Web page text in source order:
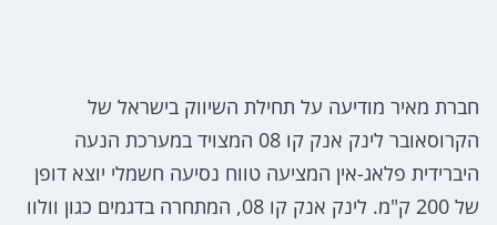
חברת מאיר מודיעה על תחילת השיווק בישראל של
הקרוסאובר לינק אנק קו 08 המצויד במערכת הנעה
היברידית פלאג-אין המציעה טווח נסיעה חשמלי יוצא דופן
של 200 ק"מ. לינק אנק קו 08, המתחרה בדגמים כגון וולוו